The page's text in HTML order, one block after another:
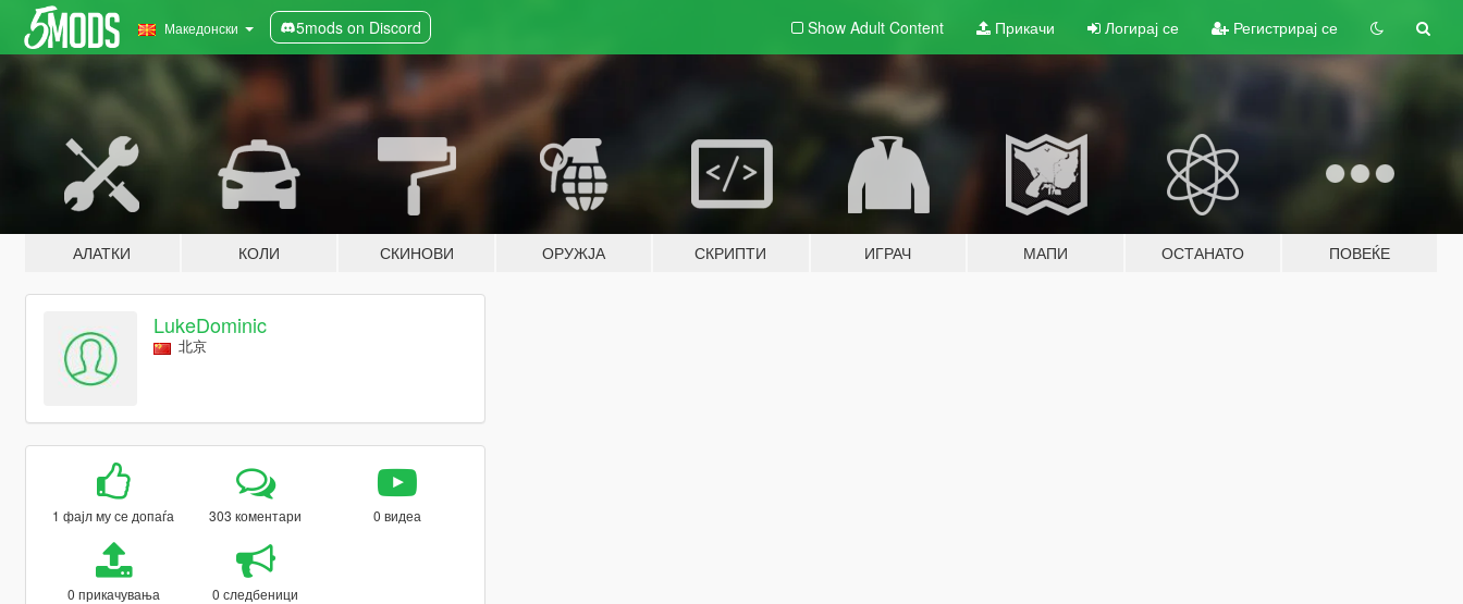
Македонски 5mods on Discord Show Adult Content Прикачи Логирај се Регистрирај се
АЛАТКИ КОЛИ СКИНОВИ ОРУЖЈА СКРИПТИ ИГРАЧ МАПИ ОСТАНАТО ПОВЕЌЕ
LukeDominic
北京
1 фајл му се допаѓа 303 коментари 0 видеа
0 прикачувања 0 следбеници